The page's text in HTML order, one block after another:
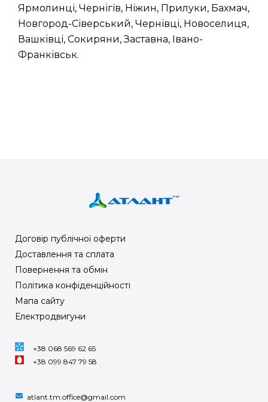
Ярмолинці, Чернігів, Ніжин, Прилуки, Бахмач,
Новгород-Сіверський, Чернівці, Новоселиця,
Вашківці, Сокиряни, Заставна, Івано-
Франківськ.
Договір публічної оферти
Доставлення та сплата
Повернення та обмін
Політика конфіденційності
Мапа сайту
Електродвигуни
+38 068 569 62 65
+38 099 847 79 58
atlant.tm.office@gmail.com